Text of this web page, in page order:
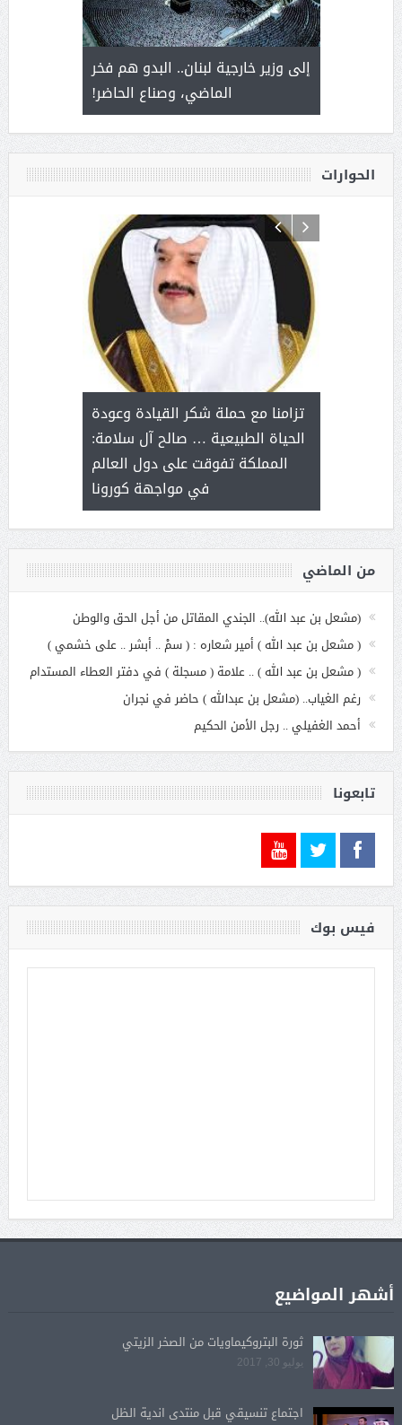
سلمان
إلى وزير خارجية لبنان.. البدو هم فخر
الماضي، وصناع الحاضر!
يحمل
من عشق
الحوارات
مع
بنت
تزامنا مع حملة شكر القيادة وعودة
الحياة الطبيعية … صالح آل سلامة:
المملكة تفوقت على دول العالم
في مواجهة كورونا
آل شرمه:
هي أساس
من الماضي
(مشعل بن عبد الله).. الجندي المقاتل من أجل الحق والوطن
( مشعل بن عبد الله ) أمير شعاره : ( سمْ .. أبشر .. على خشمي )
( مشعل بن عبد الله ) .. علامة ( مسجلة ) في دفتر العطاء المستدام
رغم الغياب.. (مشعل بن عبدالله ) حاضر في نجران
أحمد الغفيلي .. رجل الأمن الحكيم
تابعونا
فيس بوك
أشهر المواضيع
ثورة البتروكيماويات من الصخر الزيتي
يوليو 30, 2017
اجتماع تنسيقي قبل منتدى اندية الظل